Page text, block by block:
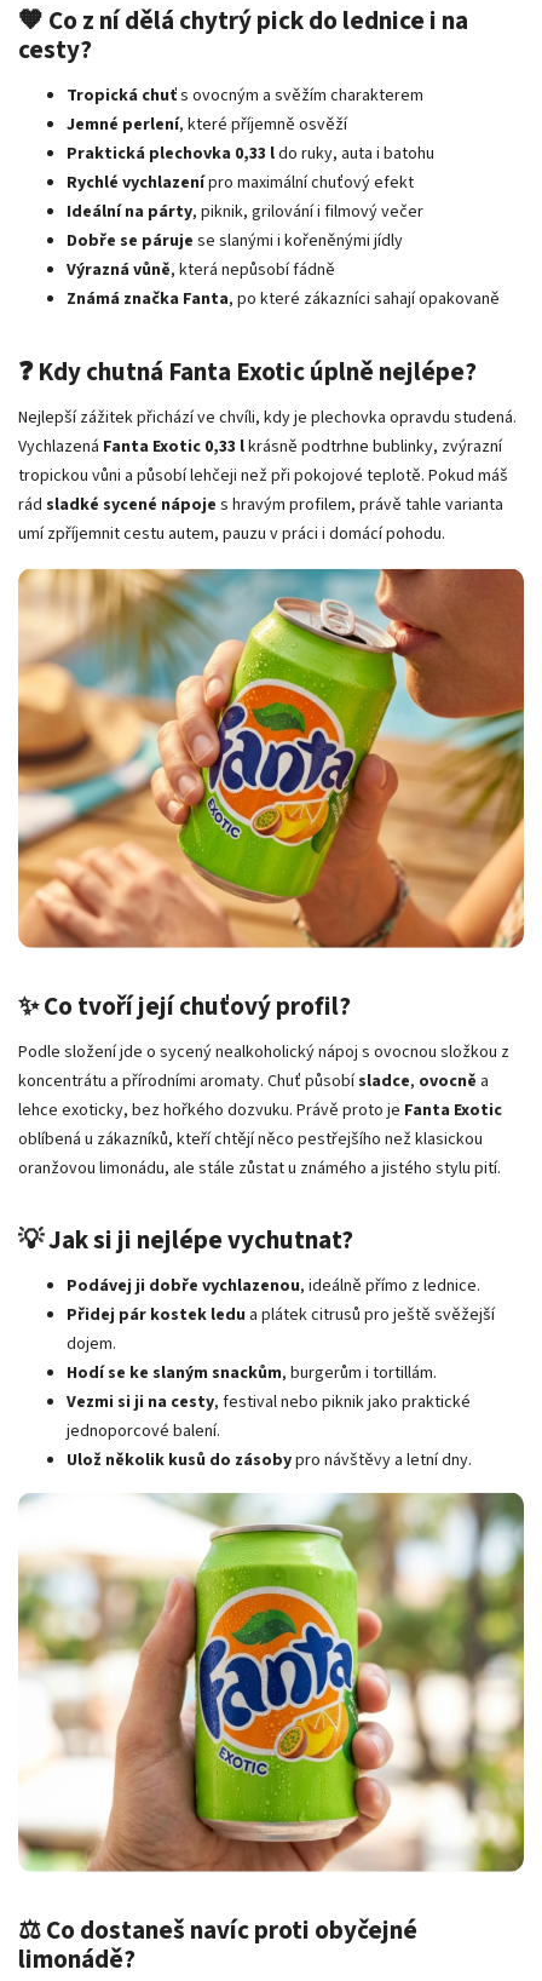
🧡 Co z ní dělá chytrý pick do lednice i na
cesty?
Tropická chuťs ovocným a svěžím charakterem
Jemné perlení, které příjemně osvěží
Praktická plechovka 0,33 ldo ruky, auta i batohu
Rychlé vychlazenípro maximální chuťový efekt
Ideální na párty, piknik, grilování i filmový večer
Dobře se páruje se slanými i kořeněnými jídly
Výrazná vůně, která nepůsobí fádně
Známá značka Fanta, po které zákazníci sahají opakovaně
❓ Kdy chutná Fanta Exotic úplně nejlépe?
Nejlepší zážitek přichází ve chvíli, kdy je plechovka opravdu studená.
Vychlazená Fanta Exotic 0,33 lkrásně podtrhne bublinky, zvýrazní
tropickou vůni a působí lehčeji než při pokojové teplotě. Pokud máš
rád sladké sycené nápoje s hravým profilem, právě tahle varianta
umí zpříjemnit cestu autem, pauzu v práci i domácí pohodu.
✨ Co tvoří její chuťový profil?
Podle složení jde o sycený nealkoholický nápoj s ovocnou složkou z
koncentrátu a přírodními aromaty. Chuť působísladce, ovocně a
lehce exoticky, bez hořkého dozvuku. Právě proto je Fanta Exotic
oblíbená u zákazníků, kteří chtějí něco pestřejšího než klasickou
oranžovou limonádu, ale stále zůstat u známého a jistého stylu pití.
💡 Jak si ji nejlépe vychutnat?
Podávej ji dobře vychlazenou, ideálně přímo z lednice.
Přidej pár kostek ledu a plátek citrusů pro ještě svěžejší
dojem.
Hodí se ke slaným snackům, burgerům i tortillám.
Vezmi si ji na cesty, festival nebo piknik jako praktické
jednoporcové balení.
Ulož několik kusů do zásobypro návštěvy a letní dny.
⚖️ Co dostaneš navíc proti obyčejné
limonádě?